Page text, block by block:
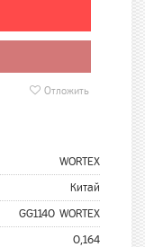
Отложить
WORTEX
Китай
GG1140 WORTEX
0,164